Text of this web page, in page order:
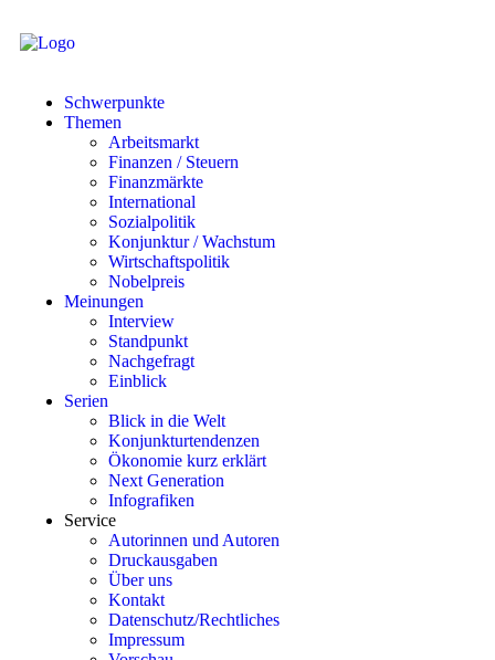
Schwerpunkte
Themen
Arbeitsmarkt
Finanzen / Steuern
Finanzmärkte
International
Sozialpolitik
Konjunktur / Wachstum
Wirtschaftspolitik
Nobelpreis
Meinungen
Interview
Standpunkt
Nachgefragt
Einblick
Serien
Blick in die Welt
Konjunkturtendenzen
Ökonomie kurz erklärt
Next Generation
Infografiken
Service
Autorinnen und Autoren
Druckausgaben
Über uns
Kontakt
Datenschutz/Rechtliches
Impressum